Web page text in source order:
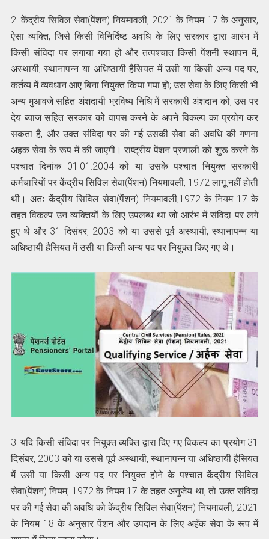
2. केंद्रीय सिविल सेवा(पेंशन) नियमावली, 2021 के नियम 17 के अनुसार,
ऐसा व्यक्ति, जिसे किसी विनिर्दिष्ट अवधि के लिए सरकार द्वारा आरंभ में
किसी संविदा पर लगाया गया हो और तत्पश्चात किसी पेंशनी स्थापन में,
अस्थायी, स्थानापन्‍न या अधिष्ठायी हैसियत में उसी या किसी अन्य पद पर,
कर्तव्य में व्यवधान आए बिना नियुक्त किया गया हो; उस सेवा के लिए किसी भी
अन्य मुआवजे सहित अंशदायी भ्रविष्य निधि में सरकारी अंशदान को, उस पर
देय ब्याज सहित सरकार को वापस करने के अपने विकल्प का प्रयोग कर
सकता है, और उक्त संविदा पर की गई उसकी सेवा की अवधि की गणना
अहक सेवा के रूप में की जाएगी। राष्ट्रीय पेंशन प्रणाली को शुरू करने के
पश्चात दिनांक 01.01.2004 को या उसके पश्चात नियुक्त सरकारी
कर्मचारियों पर केंद्रीय सिविल सेवा(पेंशन) नियमावली, 1972 लागू नहीं होती
थी। अतः केंद्रीय सिविल सेवा(पेंशन) नियमावली,1972 के नियम 17 के
तहत विकल्‍प उन व्यक्तियों के लिए उपलब्ध था जो आरंभ में संविदा पर लगे
हुए थे और 31 दिसंबर, 2003 को या उससे पूर्व अस्थायी, स्थानापन्‍न या
अधिष्ठायी हैसियत में उसी या किसी अन्य पद पर नियुक्त किए गए थे।
3. यदि किसी संविदा पर नियुक्त व्यक्ति द्वारा दिए गए विकल्प का प्रयोग 31
दिसंबर, 2003 को या उससे पूर्व अस्थायी, स्थानापन्‍न या अधिष्ठायी हैसियत
में उसी या किसी अन्य पद पर नियुक्त होने के पश्चात केंद्रीय सिविल
सेवा(पेंशन) नियम, 1972 के नियम 17 के तहत अनुजेय था, तो उक्त संविदा
पर की गई सेवा की अवधि को केंद्रीय सिविल सेवा(पेंशन) नियमावली, 2021
के नियम 18 के अनुसार पेंशन और उपदान के लिए अहँक सेवा के रूप में